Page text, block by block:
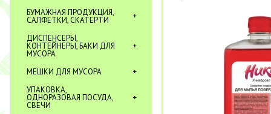
БУМАЖНАЯ ПРОДУКЦИЯ,
САЛФЕТКИ, СКАТЕРТИ
ДИСПЕНСЕРЫ,
КОНТЕЙНЕРЫ, БАКИ ДЛЯ
МУСОРА
МЕШКИ ДЛЯ МУСОРА
УПАКОВКА,
ОДНОРАЗОВАЯ ПОСУДА,
СВЕЧИ